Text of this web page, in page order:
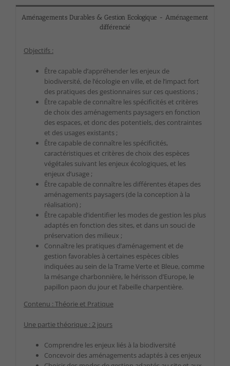
Aménagements Durables & Gestion Ecologique - Aménagement
différencié
Objectifs :
Être capable d’appréhender les enjeux de
biodiversité, de l’écologie en ville, et de l’impact fort
des pratiques des gestionnaires sur ces questions ;
Être capable de connaître les spécificités et critères
de choix des aménagements paysagers en fonction
des espaces, et donc des potentiels, des contraintes
et des usages existants ;
Être capable de connaître les spécificités,
caractéristiques et critères de choix des espèces
végétales suivant les enjeux écologiques, et les
enjeux d’usage ;
Être capable de connaître les différentes étapes des
aménagements paysagers (de la conception à la
réalisation) ;
Être capable d’identifier les modes de gestion les plus
adaptés en fonction des sites, et dans un souci de
préservation des milieux ;
Connaître les pratiques d’aménagement et de
gestion favorables à certaines espèces cibles
indiquées au sein de la Trame Verte et Bleue, comme
la mésange charbonnière, le hérisson d’Europe, le
papillon paon du jour et l’abeille charpentière.
Contenu : Théorie et Pratique
Une partie théorique : 2 jours
Comprendre les enjeux liés à la biodiversité
Concevoir des aménagements adaptés à ces enjeux